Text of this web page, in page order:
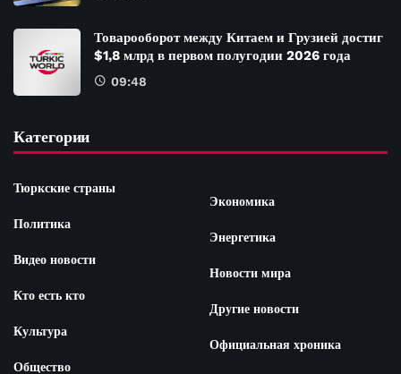
Товарооборот между Китаем и Грузией достиг
$1,8 млрд в первом полугодии 2026 года
09:48
Категории
Тюркские страны
Политика
Видео новости
Кто есть кто
Культура
Общество
Экономика
Энергетика
Новости мира
Другие новости
Официальная хроника